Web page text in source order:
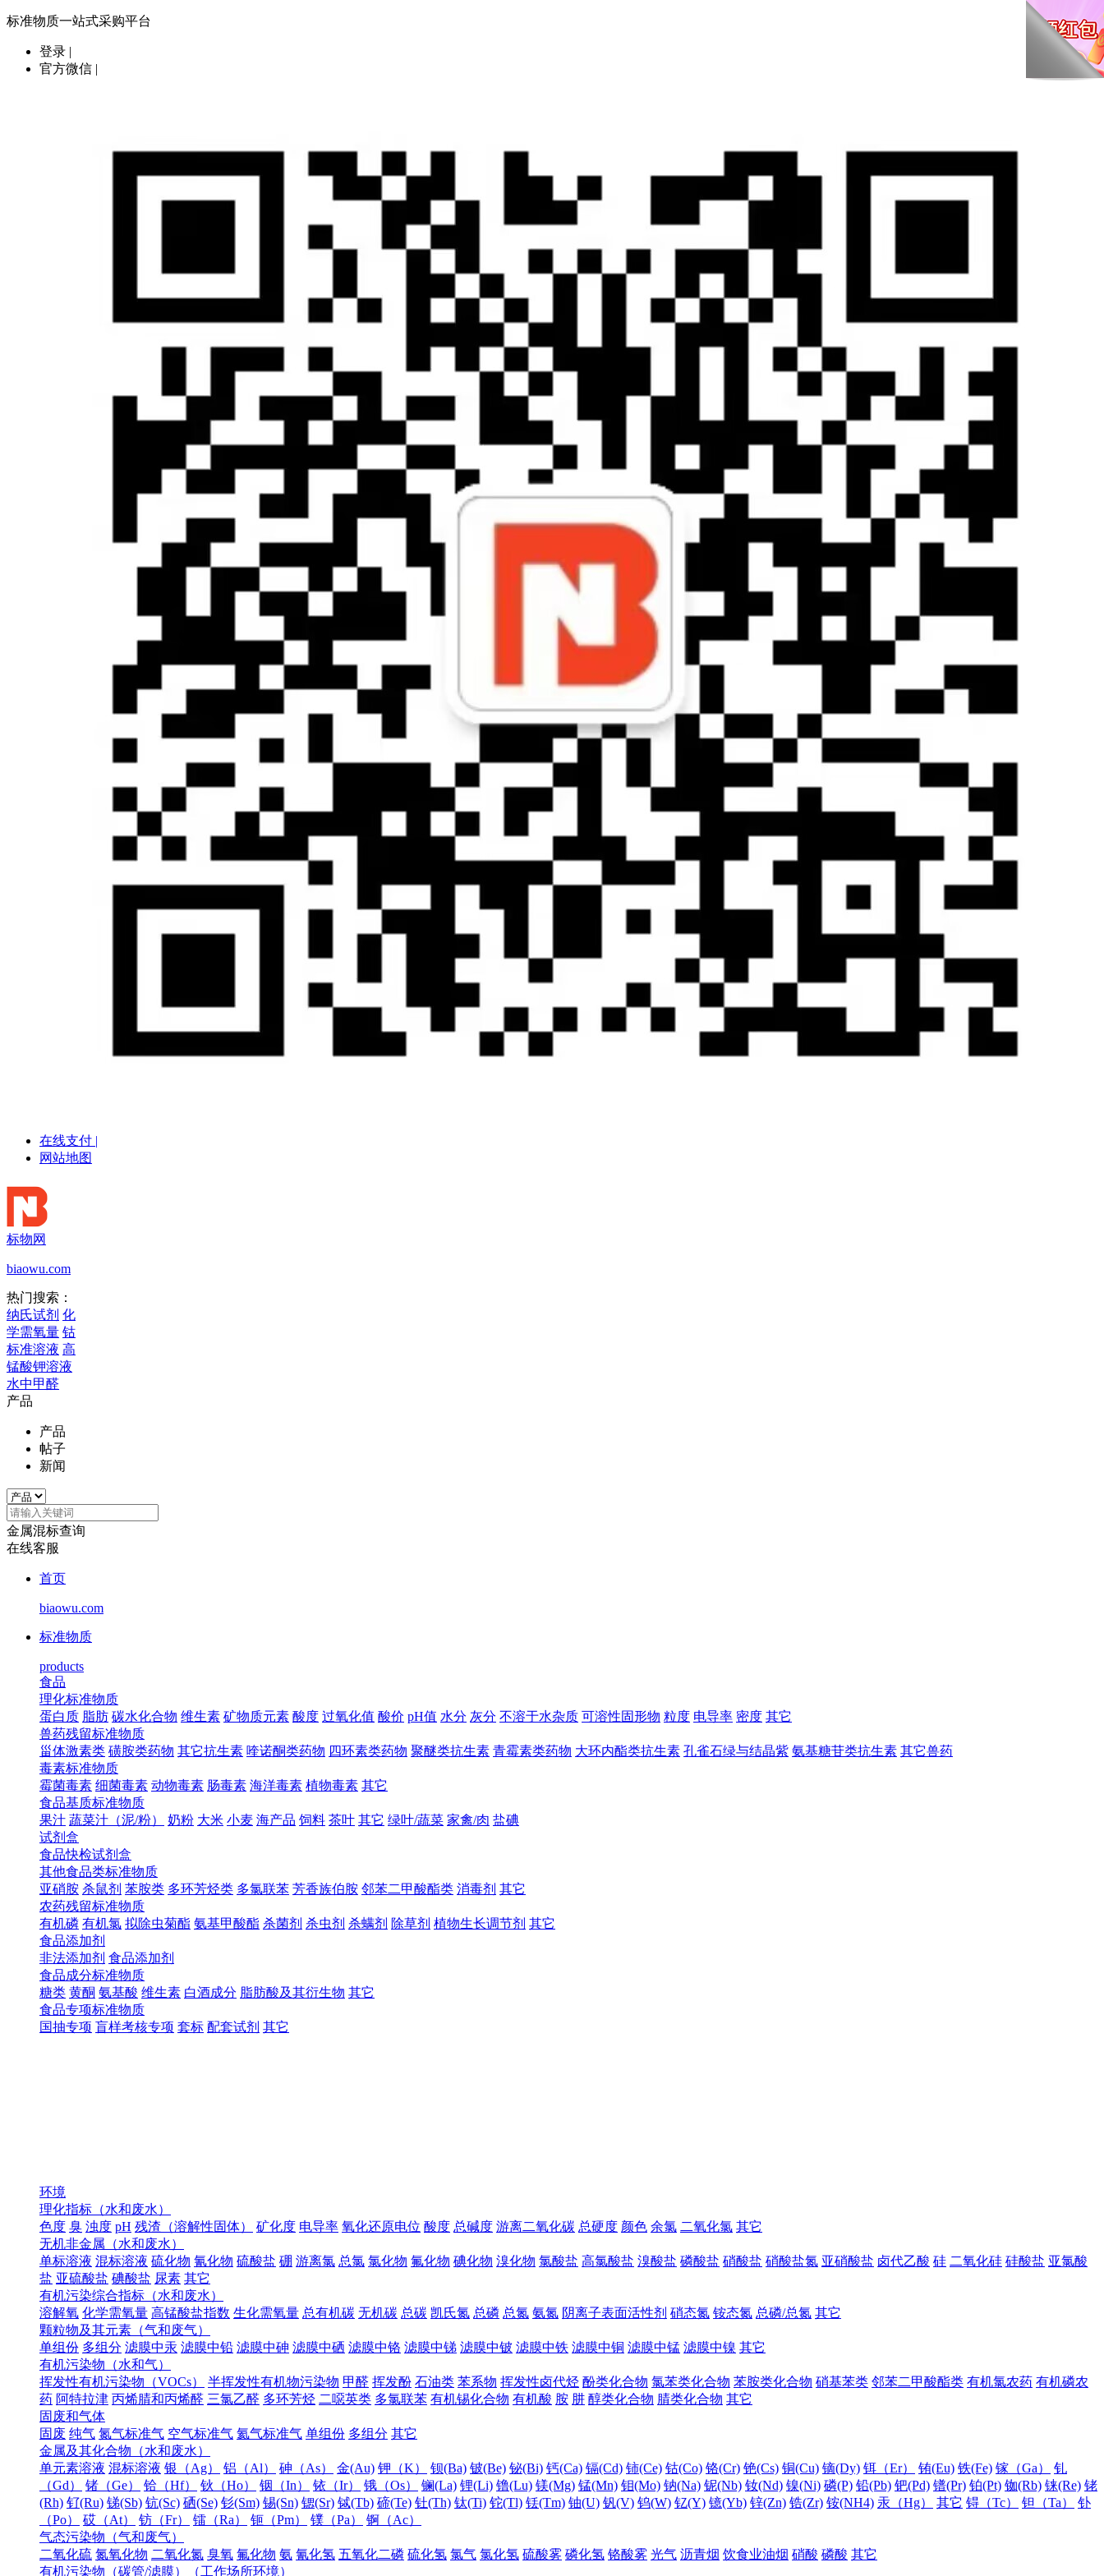
标准物质一站式采购平台
登录 |
官方微信 |
在线支付 |
网站地图
标物网
biaowu.com
热门搜索：
纳氏试剂 化
学需氧量 钴
标准溶液 高
锰酸钾溶液
水中甲醛
产品
产品
帖子
新闻
金属混标查询
在线客服
首页
biaowu.com
标准物质
products
食品
理化标准物质
蛋白质 脂肪 碳水化合物 维生素 矿物质元素 酸度 过氧化值 酸价 pH值 水分 灰分 不溶于水杂质 可溶性固形物 粒度 电导率 密度 其它
兽药残留标准物质
甾体激素类 磺胺类药物 其它抗生素 喹诺酮类药物 四环素类药物 聚醚类抗生素 青霉素类药物 大环内酯类抗生素 孔雀石绿与结晶紫 氨基糖苷类抗生素 其它兽药
毒素标准物质
霉菌毒素 细菌毒素 动物毒素 肠毒素 海洋毒素 植物毒素 其它
食品基质标准物质
果汁 蔬菜汁（泥/粉） 奶粉 大米 小麦 海产品 饲料 茶叶 其它 绿叶/蔬菜 家禽/肉 盐碘
试剂盒
食品快检试剂盒
其他食品类标准物质
亚硝胺 杀鼠剂 苯胺类 多环芳烃类 多氯联苯 芳香族伯胺 邻苯二甲酸酯类 消毒剂 其它
农药残留标准物质
有机磷 有机氯 拟除虫菊酯 氨基甲酸酯 杀菌剂 杀虫剂 杀螨剂 除草剂 植物生长调节剂 其它
食品添加剂
非法添加剂 食品添加剂
食品成分标准物质
糖类 黄酮 氨基酸 维生素 白酒成分 脂肪酸及其衍生物 其它
食品专项标准物质
国抽专项 盲样考核专项 套标 配套试剂 其它
环境
理化指标（水和废水）
色度 臭 浊度 pH 残渣（溶解性固体） 矿化度 电导率 氧化还原电位 酸度 总碱度 游离二氧化碳 总硬度 颜色 余氯 二氧化氯 其它
无机非金属（水和废水）
单标溶液 混标溶液 硫化物 氰化物 硫酸盐 硼 游离氯 总氯 氯化物 氟化物 碘化物 溴化物 氯酸盐 高氯酸盐 溴酸盐 磷酸盐 硝酸盐 硝酸盐氮 亚硝酸盐 卤代乙酸 硅 二氧化硅 硅酸盐 亚氯酸
盐 亚硫酸盐 碘酸盐 尿素 其它
有机污染综合指标（水和废水）
溶解氧 化学需氧量 高锰酸盐指数 生化需氧量 总有机碳 无机碳 总碳 凯氏氮 总磷 总氮 氨氮 阴离子表面活性剂 硝态氮 铵态氮 总磷/总氮 其它
颗粒物及其元素（气和废气）
单组份 多组分 滤膜中汞 滤膜中铅 滤膜中砷 滤膜中硒 滤膜中铬 滤膜中锑 滤膜中铍 滤膜中铁 滤膜中铜 滤膜中锰 滤膜中镍 其它
有机污染物（水和气）
挥发性有机污染物（VOCs）
半挥发性有机物污染物 甲醛 挥发酚 石油类 苯系物 挥发性卤代烃 酚类化合物 氯苯类化合物 苯胺类化合物 硝基苯类 邻苯二甲酸酯类 有机氯农药 有机磷农
药 阿特拉津 丙烯腈和丙烯醛 三氯乙醛 多环芳烃 二噁英类 多氯联苯 有机锡化合物 有机酸 胺 肼 醇类化合物 腈类化合物 其它
固废和气体
固废 纯气 氮气标准气 空气标准气 氦气标准气 单组份 多组分 其它
金属及其化合物（水和废水）
单元素溶液 混标溶液 银（Ag） 铝（Al） 砷（As） 金(Au) 钾（K） 钡(Ba) 铍(Be) 铋(Bi) 钙(Ca) 镉(Cd) 铈(Ce) 钴(Co) 铬(Cr) 铯(Cs) 铜(Cu) 镝(Dy) 铒（Er） 铕(Eu) 铁(Fe) 镓（Ga）
钆
（Gd）
锗（Ge） 铪（Hf） 钬（Ho） 铟（In） 铱（Ir） 锇（Os） 镧(La) 锂(Li) 镥(Lu) 镁(Mg) 锰(Mn) 钼(Mo) 钠(Na) 铌(Nb) 钕(Nd) 镍(Ni) 磷(P) 铅(Pb) 钯(Pd) 镨(Pr) 铂(Pt) 铷(Rb) 铼(Re) 铑
(Rh) 钌(Ru) 锑(Sb) 钪(Sc) 硒(Se) 钐(Sm) 锡(Sn) 锶(Sr) 铽(Tb) 碲(Te) 钍(Th) 钛(Ti) 铊(Tl) 铥(Tm) 铀(U) 钒(V) 钨(W) 钇(Y) 镱(Yb) 锌(Zn) 锆(Zr) 铵(NH4) 汞（Hg） 其它 锝（Tc） 钽（Ta）
钋
（Po）
砹（At） 钫（Fr） 镭（Ra） 钷（Pm） 镤（Pa）
锕（Ac）
气态污染物（气和废气）
二氧化硫 氮氧化物 二氧化氮 臭氧 氟化物 氨 氰化氢 五氧化二磷 硫化氢 氯气 氯化氢 硫酸雾 磷化氢 铬酸雾 光气 沥青烟 饮食业油烟 硝酸 磷酸 其它
有机污染物（碳管/滤膜）（工作场所环境）